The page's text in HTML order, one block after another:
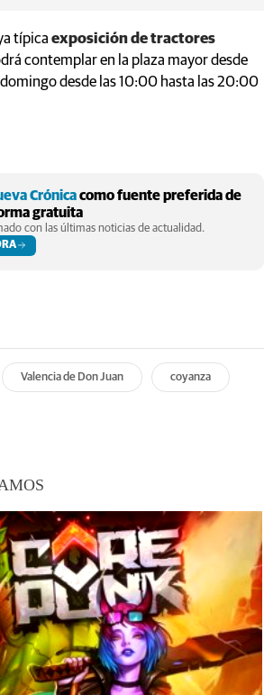
típica exposición de tractores
contemplar en la plaza mayor desde
desde las 10:00 hasta las 20:00
Crónicacomo fuente preferida de
gratuita
con las últimas noticias de actualidad.
Valencia de Don Juan coyanza